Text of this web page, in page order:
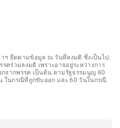
ฯ ยึดตามข้อมูล ณ วันที่ลงมติ ซึ่งเป็นไป
ร่วมลงมติ เพราะอาจอยู่ระหว่างการ
กจากพรรค เป็นต้น ตามรัฐธรรมนูญ 60
ในกรณีที่ถูกขับออก และ 60 วันในกรณี